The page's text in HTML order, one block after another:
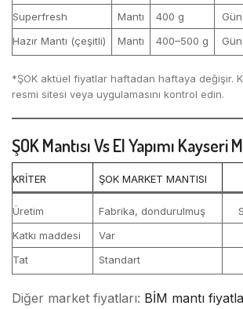
Superfresh
Mantı 400 g
Hazır Mantı (çeşitli)
Mantı 400–500 g
*ŞOK aktüel fiyatlar haftadan haftaya değişir.
resmi sitesi veya uygulamasını kontrol edin.
ŞOK Mantısı Vs El Yapımı Kayseri
KRITER ŞOK MARKET MANTISI
Üretim Fabrika, dondurulmuş
Katkı maddesi
Var
Tat
Standart
Diğer market fiyatları: BİM mantı